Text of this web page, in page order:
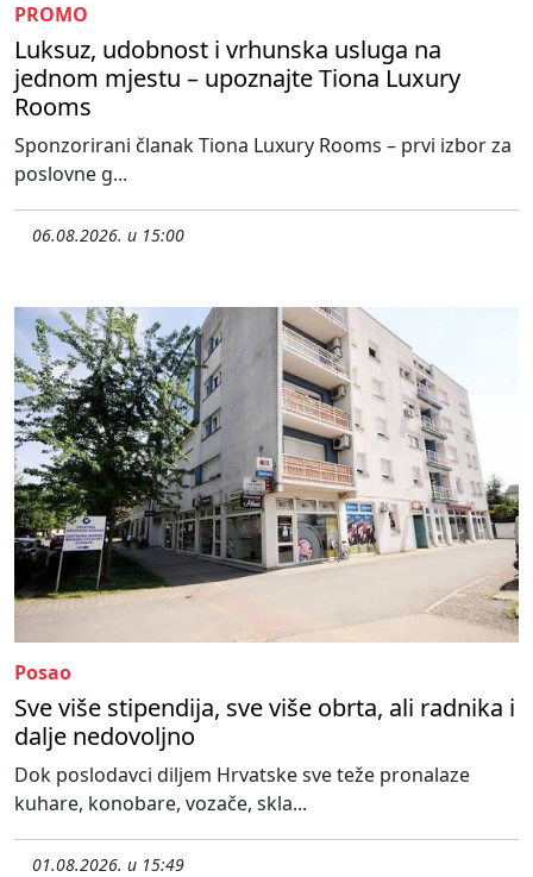
PROMO
Luksuz, udobnost i vrhunska usluga na
jednom mjestu – upoznajte Tiona Luxury
Rooms
Sponzorirani članak Tiona Luxury Rooms – prvi izbor za
poslovne g...
06.08.2026. u 15:00
Posao
Sve više stipendija, sve više obrta, ali radnika i
dalje nedovoljno
Dok poslodavci diljem Hrvatske sve teže pronalaze
kuhare, konobare, vozače, skla...
01.08.2026. u 15:49